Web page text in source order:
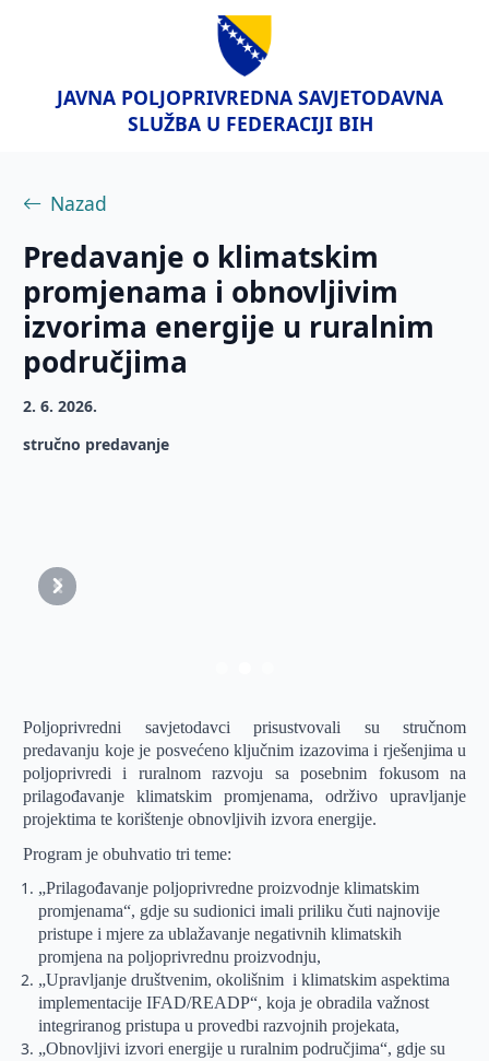
JAVNA POLJOPRIVREDNA SAVJETODAVNA
SLUŽBA U FEDERACIJI BIH
Nazad
Predavanje o klimatskim
promjenama i obnovljivim
izvorima energije u ruralnim
područjima
2. 6. 2026.
stručno predavanje
Prethodni
Sljedeći
Poljoprivredni savjetodavci prisustvovali su stručnom
predavanju koje je posvećeno ključnim izazovima i rješenjima u
poljoprivredi i ruralnom razvoju sa posebnim fokusom na
prilagođavanje klimatskim promjenama, održivo upravljanje
projektima te korištenje obnovljivih izvora energije.
Program je obuhvatio tri teme:
„Prilagođavanje poljoprivredne proizvodnje klimatskim
promjenama“, gdje su sudionici imali priliku čuti najnovije
pristupe i mjere za ublažavanje negativnih klimatskih
promjena na poljoprivrednu proizvodnju,
„Upravljanje društvenim, okolišnim i klimatskim aspektima
implementacije IFAD/READP“, koja je obradila važnost
integriranog pristupa u provedbi razvojnih projekata,
„Obnovljivi izvori energije u ruralnim područjima“, gdje su